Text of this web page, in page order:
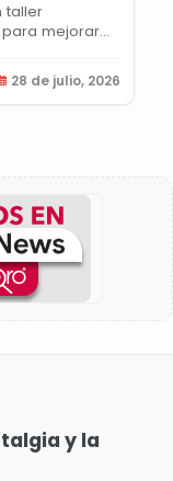
taller
mejorar
28 de julio, 2026
y la